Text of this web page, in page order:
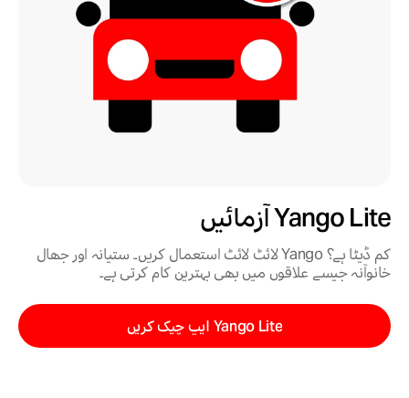
Yango Lite آزمائیں
کم ڈیٹا ہے؟ Yango لائٹ لائٹ استعمال کریں۔ ستیانہ اور جھال
خانوآنہ جیسے علاقوں میں بھی بہترین کام کرتی ہے۔
Yango Lite ایپ چیک کریں